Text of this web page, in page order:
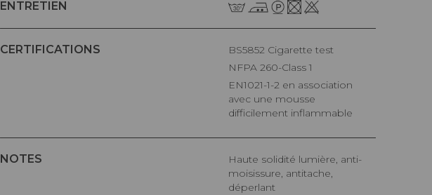
ENTRETIEN
CERTIFICATIONS
BS5852 Cigarette test
NFPA 260-Class 1
EN1021-1-2 en association
avec une mousse
difficilement inflammable
NOTES
Haute solidité lumière, anti-
moisissure, antitache,
déperlant